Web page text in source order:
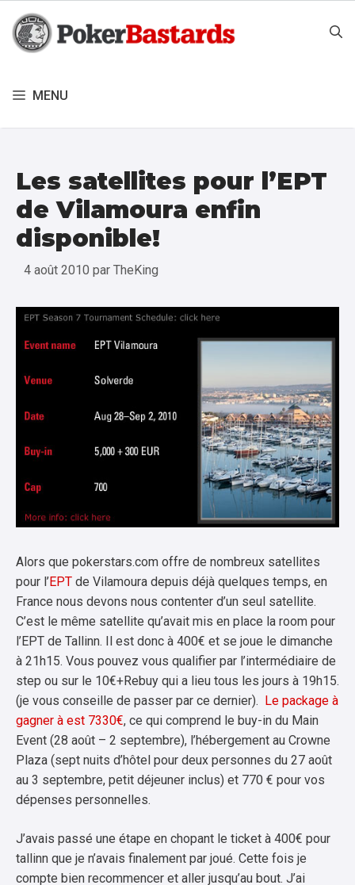
contenu
MENU
Les satellites pour l’EPT
de Vilamoura enfin
disponible!
4 août 2010 par TheKing
Alors que pokerstars.com offre de nombreux satellites
pour l’EPT de Vilamoura depuis déjà quelques temps, en
France nous devons nous contenter d’un seul satellite.
C’est le même satellite qu’avait mis en place la room pour
l’EPT de Tallinn. Il est donc à 400€ et se joue le dimanche
à 21h15. Vous pouvez vous qualifier par l’intermédiaire de
step ou sur le 10€+Rebuy qui a lieu tous les jours à 19h15.
(je vous conseille de passer par ce dernier). Le package à
gagner à est 7330€, ce qui comprend le buy-in du Main
Event (28 août – 2 septembre), l’hébergement au Crowne
Plaza (sept nuits d’hôtel pour deux personnes du 27 août
au 3 septembre, petit déjeuner inclus) et 770 € pour vos
dépenses personnelles.
J’avais passé une étape en chopant le ticket à 400€ pour
tallinn que je n’avais finalement par joué. Cette fois je
compte bien recommencer et aller jusqu’au bout. J’ai